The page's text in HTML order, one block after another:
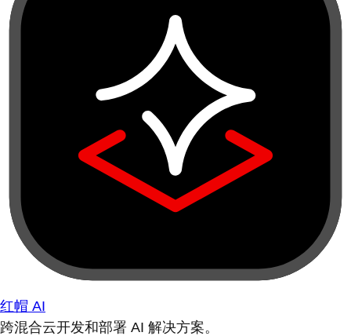
红帽 AI
跨混合云开发和部署 AI 解决方案。